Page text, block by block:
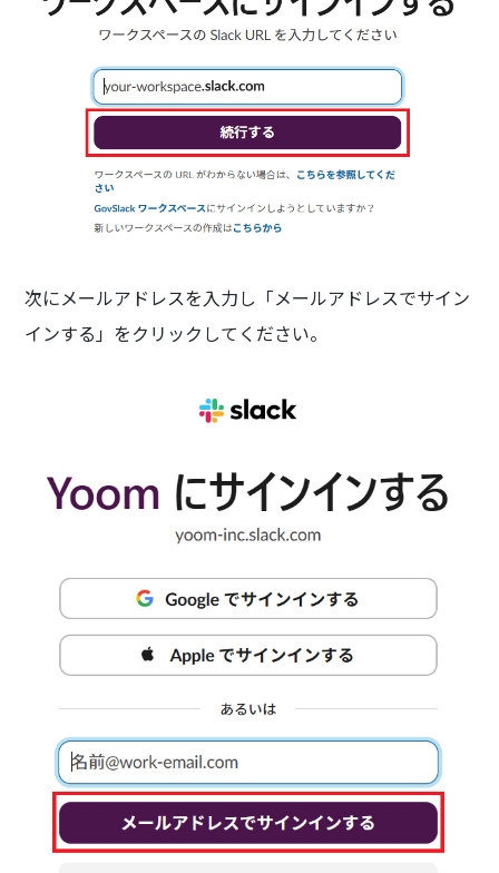
次にメールアドレスを入力し「メールアドレスでサイン
インする」をクリックしてください。